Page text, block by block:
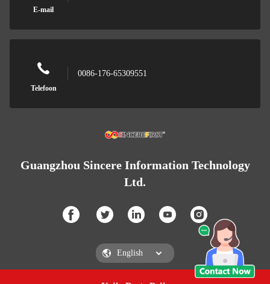
E-mail
Telefoon
0086-176-65309551
Guangzhou Sincere Information Technology
Ltd.